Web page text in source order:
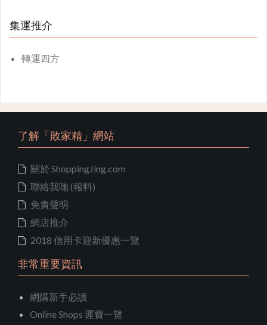
集運推介
轉運四方
了解「敗家精」網站
關於 ShoppingJing.com
聯絡我哋 (報料)
免責聲明
網店推介
2018 信用卡迎新優惠一覽
非常重要資訊
網購新手必讀
Online Shops 運費一覽